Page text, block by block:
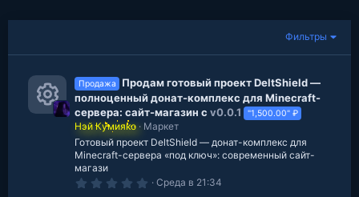
Фильтры
И
Продажа
Продам готовый проект DeltShield —
полноценный донат-комплекс для Minecraft-
сервера: сайт-магазин с v0.0.1 "1,500.00" ₽
Нэй Кумияко
Маркет
Готовый проект DeltShield — донат-комплекс для
Minecraft-сервера «под ключ»: современный сайт-
магази
0 Среда в 21:34